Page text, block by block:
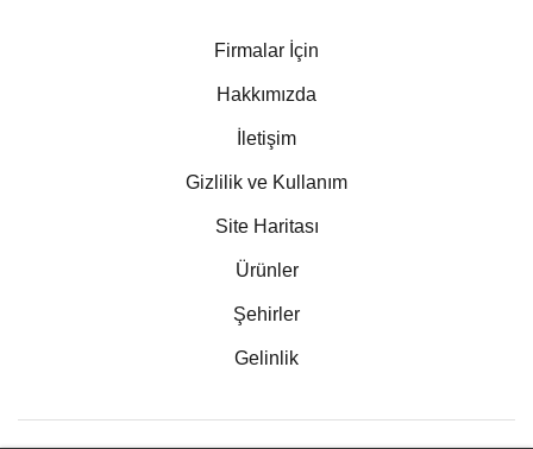
Firmalar İçin
Hakkımızda
İletişim
Gizlilik ve Kullanım
Site Haritası
Ürünler
Şehirler
Gelinlik